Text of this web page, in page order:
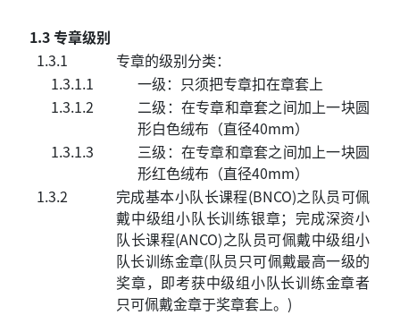
1.3 专章级别
1.3.1
专章的级别分类：
1.3.1.1
一级：只须把专章扣在章套上
1.3.1.2
二级：在专章和章套之间加上一块圆
形白色绒布（直径40mm）
1.3.1.3
三级：在专章和章套之间加上一块圆
形红色绒布（直径40mm）
1.3.2
完成基本小队长课程(BNCO)之队员可佩
戴中级组小队长训练银章；完成深资小
队长课程(ANCO)之队员可佩戴中级组小
队长训练金章(队员只可佩戴最高一级的
奖章，即考获中级组小队长训练金章者
只可佩戴金章于奖章套上。)